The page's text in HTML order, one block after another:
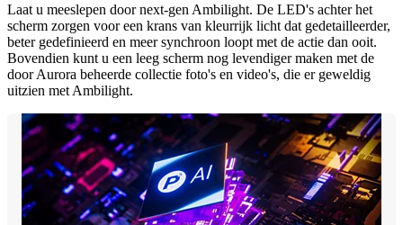
Laat u meeslepen door next-gen Ambilight. De LED's achter het
scherm zorgen voor een krans van kleurrijk licht dat gedetailleerder,
beter gedefinieerd en meer synchroon loopt met de actie dan ooit.
Bovendien kunt u een leeg scherm nog levendiger maken met de
door Aurora beheerde collectie foto's en video's, die er geweldig
uitzien met Ambilight.